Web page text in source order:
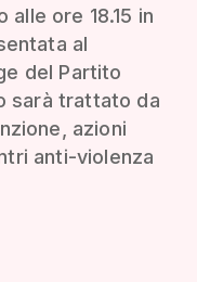
alle ore 18.15 in
al
del Partito
sarà trattato da
azioni
anti-violenza